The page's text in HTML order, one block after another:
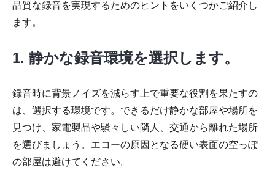
ステップ
品質な録音を実現するためのヒントをいくつかご紹介し
ます。
1. 静かな録音環境を選択します。
録音時に背景ノイズを減らす上で重要な役割を果たすの
は、選択する環境です。できるだけ静かな部屋や場所を
見つけ、家電製品や騒々しい隣人、交通から離れた場所
を選びましょう。エコーの原因となる硬い表面の空っぽ
の部屋は避けてください。